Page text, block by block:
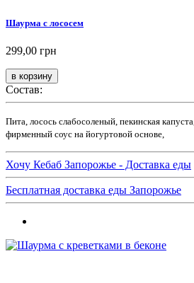
Шаурма с лососем
299,00 грн
Состав:
Пита, лосось слабосоленый, пекинская
фирменный соус на йогуртовой основе,
Хочу Кебаб Запорожье - Доставка еды
Бесплатная доставка еды Запорожье